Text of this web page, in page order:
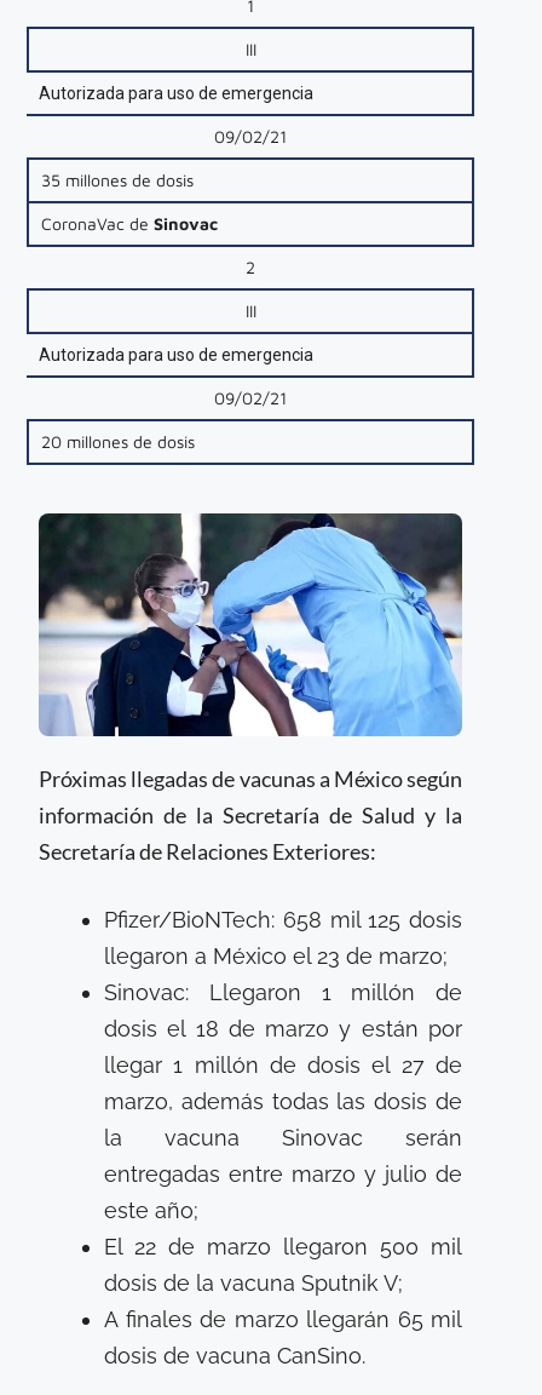
1
III
Autorizada para uso de emergencia
09/02/21
35 millones de dosis
CoronaVac de Sinovac
2
III
Autorizada para uso de emergencia
09/02/21
20 millones de dosis
Próximas llegadas de vacunas a México según
información de la Secretaría de Salud y la
Secretaría de Relaciones Exteriores:
Pfizer/BioNTech: 658 mil 125 dosis
llegaron a México el 23 de marzo;
Sinovac: Llegaron 1 millón de
dosis el 18 de marzo y están por
llegar 1 millón de dosis el 27 de
marzo, además todas las dosis de
la vacuna Sinovac serán
entregadas entre marzo y julio de
este año;
El 22 de marzo llegaron 500 mil
dosis de la vacuna Sputnik V;
A finales de marzo llegarán 65 mil
dosis de vacuna CanSino.